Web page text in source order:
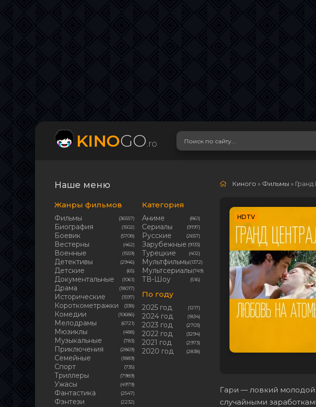
KINOGO.ro
Наше меню
Жанры фильмов
Фильмы (36557)
Биография (1502)
Боевик (5708)
Вестерны (462)
Военные (1559)
Детективы (2946)
Детские (65)
Документальные (1061)
Драма (18017)
Исторические (1597)
Короткометражки (338)
Комедии (10686)
Мелодрамы (6721)
Мюзиклы (488)
Музыкальные (783)
Приключения (2869)
Семейные (1889)
Cпорт (735)
Триллеры (7989)
Ужасы (4979)
Фантастика (2547)
Фэнтези (2232)
Категория
Аниме (861)
Сериалы (9197)
Русские (2657)
Зарубежные (9133)
Турецкие (402)
Мультфильмы(1372)
Мультсериалы(749)
ТВ-Шоу (516)
По году
2025 год (1217)
2024 год (1834)
2023 год (2703)
2022 год (3294)
2021 год (2973)
2020 год (2838)
Киного » Фильмы »
HDTV
Гари — ловкий молодой
случайными